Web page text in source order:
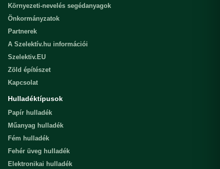
Környezeti-nevelés segédanyagok
Önkormányzatok
Partnerek
A Szelektív.hu információi
Szelektiv.EU
Zöld építészet
Kapcsolat
Hulladéktípusok
Papír hulladék
Műanyag hulladék
Fém hulladék
Fehér üveg hulladék
Elektronikai hulladék